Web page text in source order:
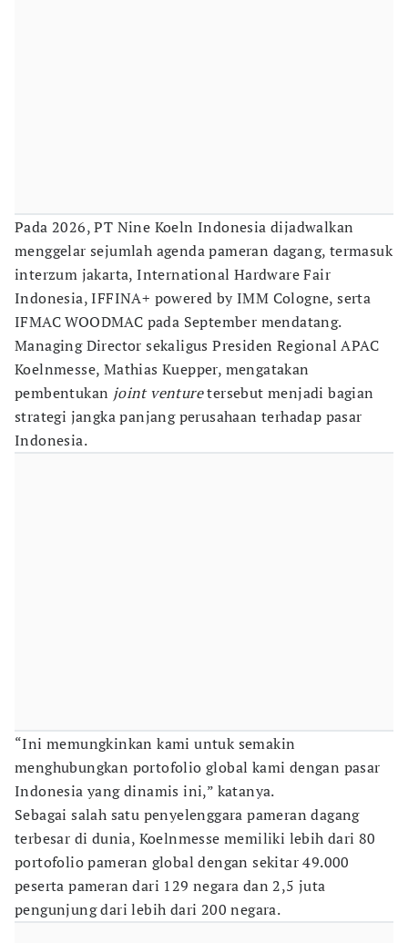
Pada 2026, PT Nine Koeln Indonesia dijadwalkan
menggelar sejumlah agenda pameran dagang, termasuk
interzum jakarta, International Hardware Fair
Indonesia, IFFINA+ powered by IMM Cologne, serta
IFMAC WOODMAC pada September mendatang.
Managing Director sekaligus Presiden Regional APAC
Koelnmesse, Mathias Kuepper, mengatakan
pembentukan joint venturetersebut menjadi bagian
strategi jangka panjang perusahaan terhadap pasar
Indonesia.
“Ini memungkinkan kami untuk semakin
menghubungkan portofolio global kami dengan pasar
Indonesia yang dinamis ini,” katanya.
Sebagai salah satu penyelenggara pameran dagang
terbesar di dunia, Koelnmesse memiliki lebih dari 80
portofolio pameran global dengan sekitar 49.000
peserta pameran dari 129 negara dan 2,5 juta
pengunjung dari lebih dari 200 negara.